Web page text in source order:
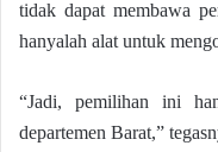
tidak dapat membawa
hanyalah alat untuk
“Jadi, pemilihan ini
departemen Barat,”